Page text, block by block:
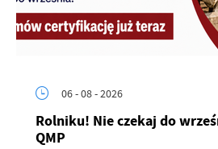
06 - 08 - 2026
Rolniku! Nie czekaj do
QMP